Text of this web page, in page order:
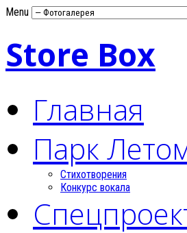
Menu
Store Box
Главная
Парк
Стихотворения
Конкурс вокала